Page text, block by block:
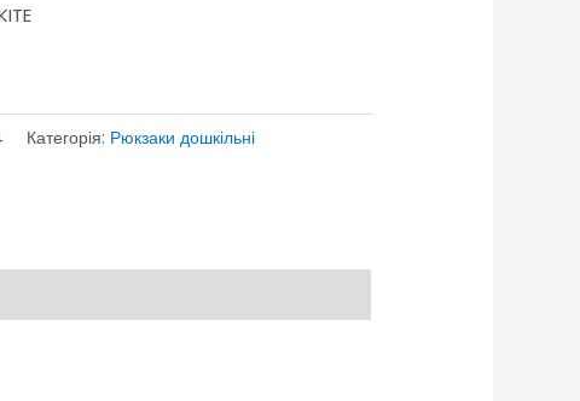
Категорія: Рюкзаки дошкільні